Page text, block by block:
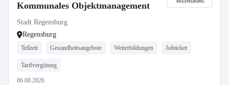
Kommunales Objektmanagement
Stadt Regensburg
Regensburg
Teilzeit Gesundheitsangebote Weiterbildungen Jobticket
Tarifvergütung
06.08.2026